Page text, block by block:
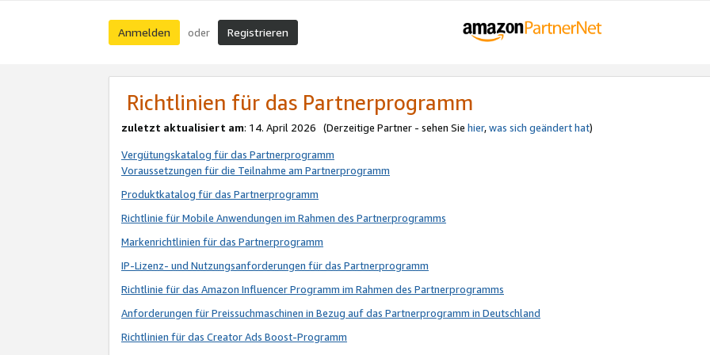
Anmelden oder Registrieren
Richtlinien für das Partnerprogramm
zuletzt aktualisiert am: 14. April 2026 (Derzeitige Partner - sehen Sie hier,was sich geändert hat)
Vergütungskatalog für das Partnerprogramm
Voraussetzungen für die Teilnahme am Partnerprogramm
Produktkatalog für das Partnerprogramm
Richtlinie für Mobile Anwendungen im Rahmen des Partnerprogramms
Markenrichtlinien für das Partnerprogramm
IP-Lizenz- und Nutzungsanforderungen für das Partnerprogramm
Richtlinie für das Amazon Influencer Programm im Rahmen des Partnerprogramms
Anforderungen für Preissuchmaschinen in Bezug auf das Partnerprogramm in Deutschland
Richtlinien für das Creator Ads Boost-Programm